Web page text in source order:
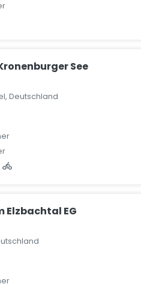
See
Deutschland
Elzbachtal EG